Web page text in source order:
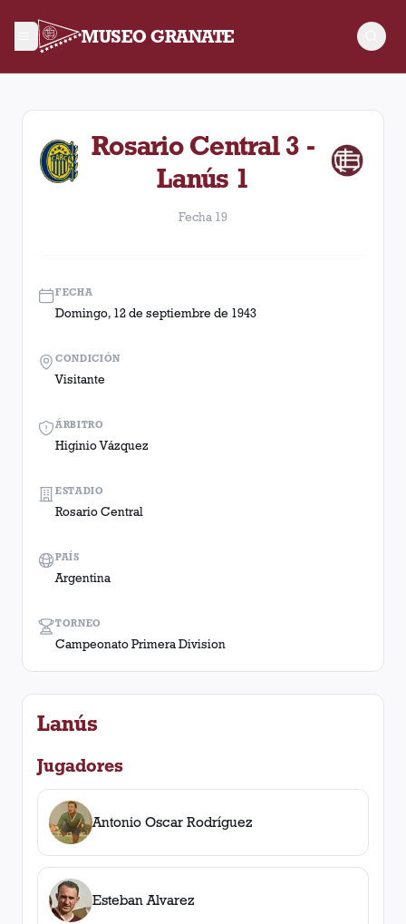
MUSEO GRANATE
Fecha 19. Partido entre Lanús y Rosario Central disputado
Rosario Central 3 -
Lanús 1
Fecha 19
FECHA
Domingo, 12 de septiembre de 1943
ÁRBITRO
Higinio Vázquez
TORNEO
Campeonato Primera Division
CONDICIÓN
Visitante
ESTADIO
Rosario Central
PAÍS
Argentina
Lanús
Jugadores
Antonio Oscar Rodríguez
Esteban Alvarez